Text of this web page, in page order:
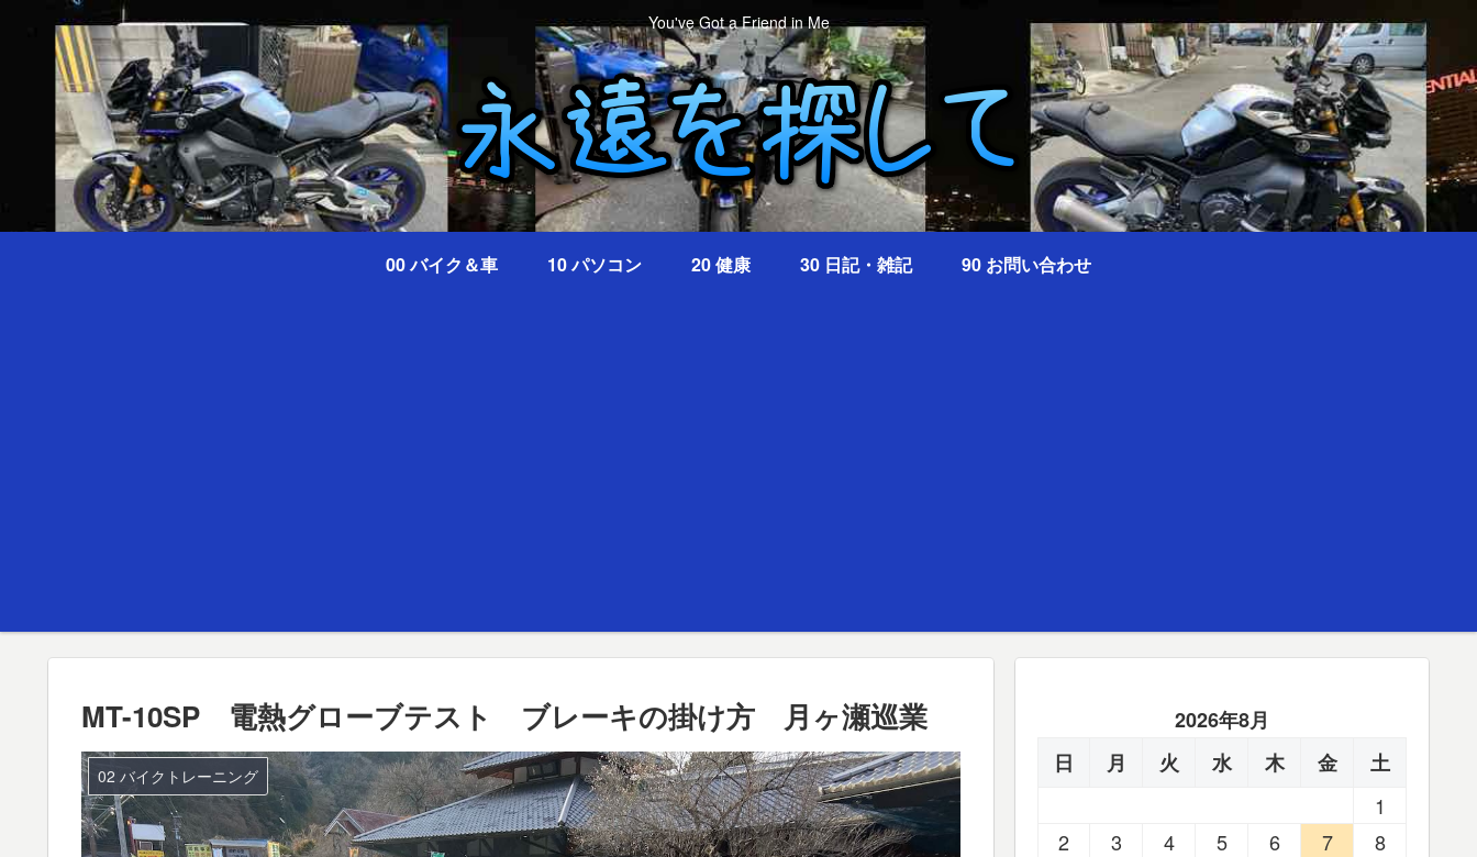
You've Got a Friend in Me
00 バイク＆車 10 パソコン 20 健康 30 日記・雑記 90 お問い合わせ
MT-10SP 電熱グローブテスト ブレーキの掛け方 月ヶ瀬巡業
02 バイクトレーニング
2026年8月
日
月 火 水 木 金
土
1
2
3 4 5 6 7
8